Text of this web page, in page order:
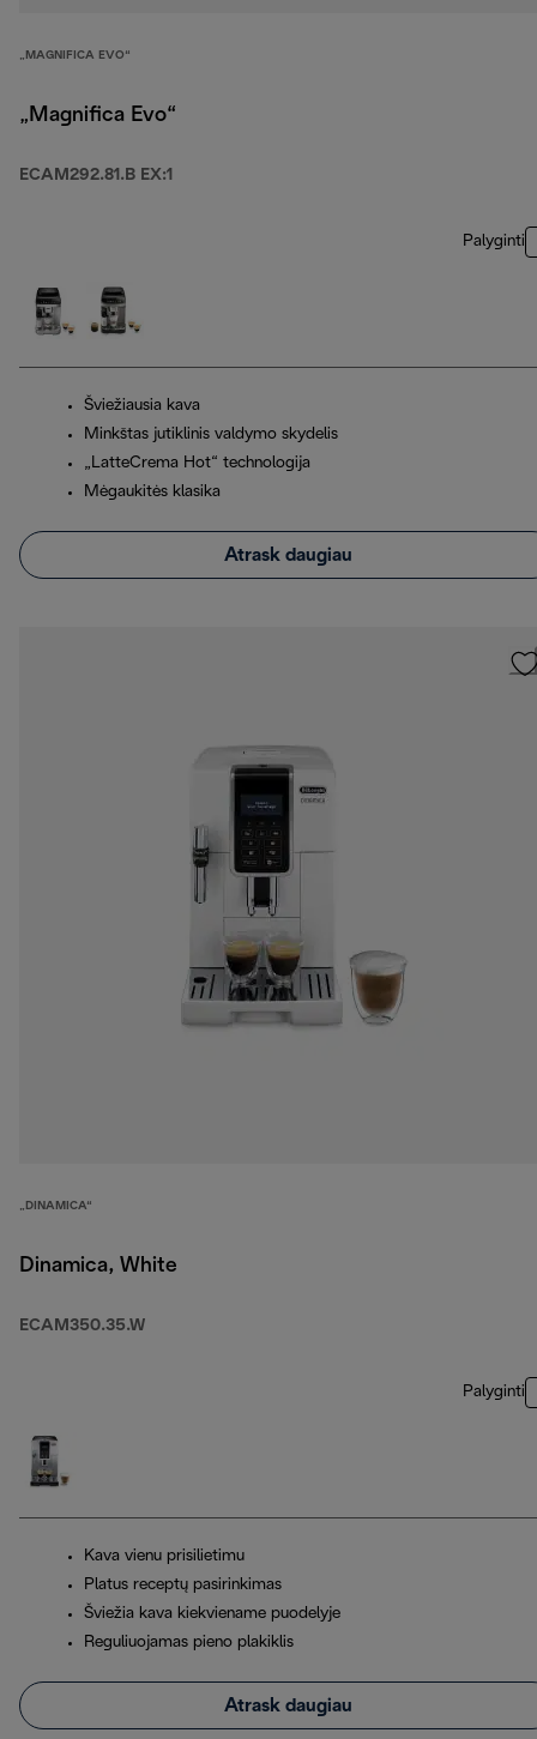
„MAGNIFICA EVO“
„Magnifica Evo“
ECAM292.81.B EX:1
Palyginti
Šviežiausia kava
Minkštas jutiklinis valdymo skydelis
„LatteCrema Hot“ technologija
Mėgaukitės klasika
Atrask daugiau
„DINAMICA“
Dinamica, White
ECAM350.35.W
Palyginti
Kava vienu prisilietimu
Platus receptų pasirinkimas
Šviežia kava kiekviename puodelyje
Reguliuojamas pieno plakiklis
Atrask daugiau